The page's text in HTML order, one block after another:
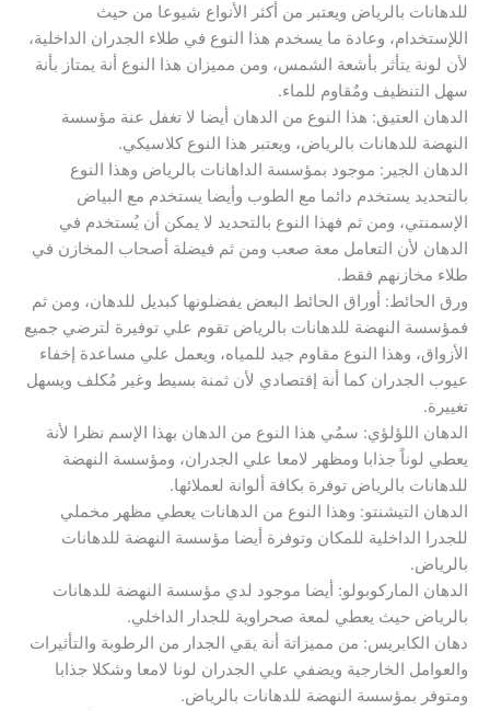
للدهانات بالرياض ويعتبر من أكثر الأنواع شيوعا من حيث
اللإستخدام، وعادة ما يسخدم هذا النوع في طلاء الجدران الداخلية،
لأن لونة يتأثر بأشعة الشمس، ومن مميزان هذا النوع أنة يمتاز بأنة
سهل التنظيف ومٌقاوم للماء.
الدهان العتيق: هذا النوع من الدهان أيضا لا تغفل عنة مؤسسة
النهضة للدهانات بالرياض، ويعتبر هذا النوع كلاسيكي.
الدهان الجير: موجود بمؤسسة الداهانات بالرياض وهذا النوع
بالتحديد يستخدم دائما مع الطوب وأيضا يستخدم مع البياض
الإسمنتي، ومن ثم فهذا النوع بالتحديد لا يمكن أن يُستخدم في
الدهان لأن التعامل معة صعب ومن ثم فيضلة أصحاب المخازن في
طلاء مخازنهم فقط.
ورق الحائط: أوراق الحائط البعض يفضلونها كبديل للدهان، ومن ثم
فمؤسسة النهضة للدهانات بالرياض تقوم علي توفيرة لترضي جميع
الأزواق، وهذا النوع مقاوم جيد للمياه، ويعمل علي مساعدة إخفاء
عيوب الجدران كما أنة إقتصادي لأن ثمنة بسيط وغير مُكلف ويسهل
تغييرة.
الدهان اللؤلؤي: سمُي هذا النوع من الدهان بهذا الإسم نظرا لأنة
يعطي لوناً جذابا ومظهر لامعا علي الجدران، ومؤسسة النهضة
للدهانات بالرياض توفرة بكافة ألوانة لعملائها.
الدهان التيشنتو: وهذا النوع من الدهانات يعطي مظهر مخملي
للجدرا الداخلية للمكان وتوفرة أيضا مؤسسة النهضة للدهانات
بالرياض.
الدهان الماركوبولو: أيضا موجود لدي مؤسسة النهضة للدهانات
بالرياض حيث يعطي لمعة صحراوية للجدار الداخلي.
دهان الكابريس: من مميزاتة أنة يقي الجدار من الرطوبة والتأثيرات
والعوامل الخارجية ويضفي علي الجدران لونا لامعا وشكلا جذابا
ومتوفر بمؤسسة النهضة للدهانات بالرياض.